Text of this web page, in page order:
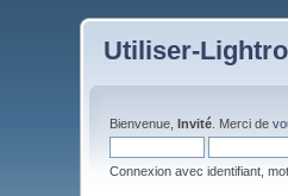
Utiliser-
Bienvenue,Invité . Merci de
Connexion avec identifiant,